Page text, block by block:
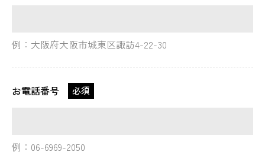
例：大阪府大阪市城東区諏訪4-22-30
お電話番号 必須
例：06-6969-2050